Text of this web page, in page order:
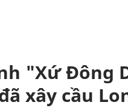
"Xứ Đông
xây cầu